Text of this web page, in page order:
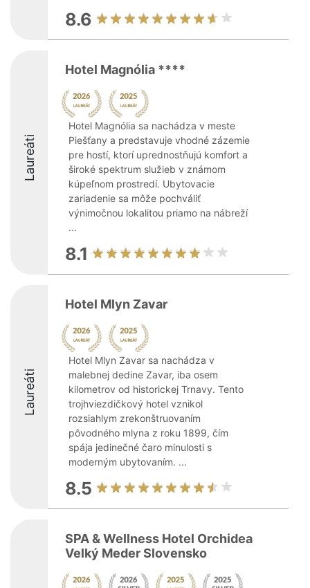
8.6
Laureáti
Hotel Magnólia ****
Hotel Magnólia sa nachádza v meste
Piešťany a predstavuje vhodné zázemie
pre hostí, ktorí uprednostňujú komfort a
široké spektrum služieb v známom
kúpeľnom prostredí. Ubytovacie
zariadenie sa môže pochváliť
výnimočnou lokalitou priamo na nábreží
...
8.1
Laureáti
Hotel Mlyn Zavar
Hotel Mlyn Zavar sa nachádza v
malebnej dedine Zavar, iba osem
kilometrov od historickej Trnavy. Tento
trojhviezdičkový hotel vznikol
rozsiahlym zrekonštruovaním
pôvodného mlyna z roku 1899, čím
spája jedinečné čaro minulosti s
moderným ubytovaním. ...
8.5
SPA & Wellness Hotel Orchidea
Velký Meder Slovensko